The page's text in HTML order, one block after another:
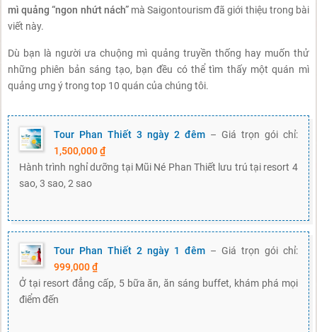
mì quảng “ngon nhứt nách”mà Saigontourism đã giới thiệu trong bài
viết này.
Dù bạn là người ưa chuộng mì quảng truyền thống hay muốn thử
những phiên bản sáng tạo, bạn đều có thể tìm thấy một quán mì
quảng ưng ý trong top 10 quán của chúng tôi.
Tour Phan Thiết 3 ngày 2 đêm– Giá trọn gói chỉ:
1,500,000 ₫
Hành trình nghỉ dưỡng tại Mũi Né Phan Thiết lưu trú tại resort 4
sao, 3 sao, 2 sao
Tour Phan Thiết 2 ngày 1 đêm– Giá trọn gói chỉ:
999,000 ₫
Ở tại resort đẳng cấp, 5 bữa ăn, ăn sáng buffet, khám phá mọi
điểm đến